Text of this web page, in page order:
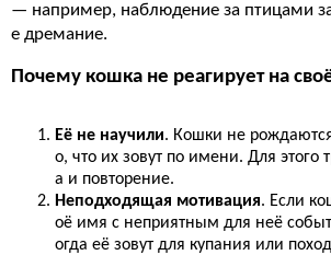
— например, наблюдение за птицами
е дремание.
Почему кошка не реагирует на
Её не научили. Кошки не
о, что их зовут по имени. Для этого
а и повторение.
Неподходящая мотивация. Если
оё имя с неприятным для неё
огда её зовут для купания или